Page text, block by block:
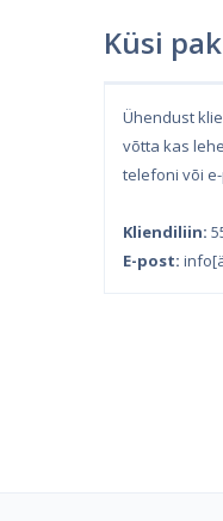
Küsi
Ühendust
võtta kas
telefoni või
Kliendiliin:
E-post: